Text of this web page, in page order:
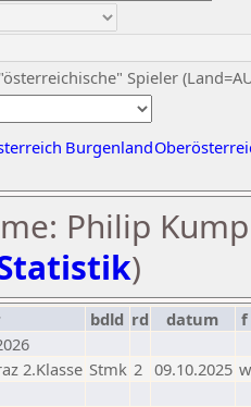
Spieler
Burgenland
Philip
)
bdld rd datum
f
2.Klasse Stmk 2 09.10.2025 w